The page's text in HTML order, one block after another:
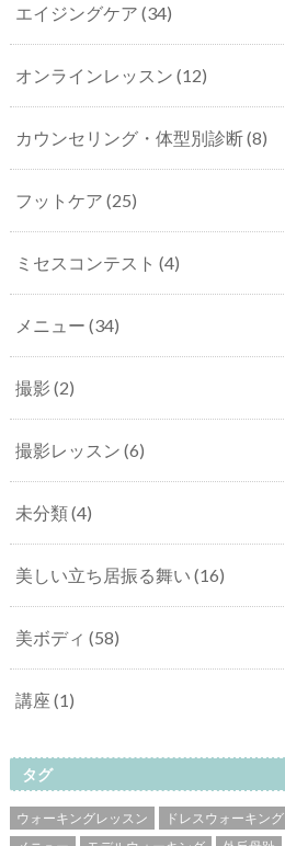
エイジングケア (34)
オンラインレッスン (12)
カウンセリング・体型別診断(8)
フットケア (25)
ミセスコンテスト (4)
メニュー (34)
撮影 (2)
撮影レッスン (6)
未分類(4)
美しい立ち居振る舞い (16)
美ボディ (58)
講座 (1)
タグ
ウォーキングレッスン ドレスウォーキング